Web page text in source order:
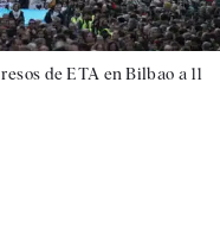
de ETA en Bilbao a 11